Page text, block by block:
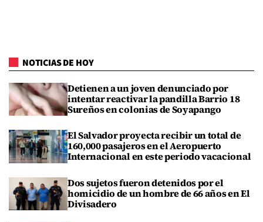
NOTICIAS DE HOY
Detienen a un joven denunciado por
intentar reactivar la pandilla Barrio 18
Sureños en colonias de Soyapango
El Salvador proyecta recibir un total de
160,000 pasajeros en el Aeropuerto
Internacional en este periodo vacacional
Dos sujetos fueron detenidos por el
homicidio de un hombre de 66 años en El
Divisadero